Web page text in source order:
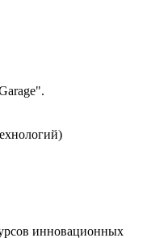
инновационных